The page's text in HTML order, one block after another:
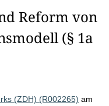
Reform von
(§ 1a
(ZDH) (R002265) am